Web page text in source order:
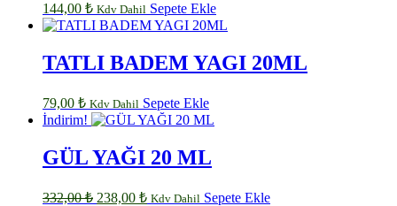
144,00 ₺ Kdv Dahil Sepete Ekle
TATLI BADEM YAGI 20ML
79,00 ₺ Kdv Dahil Sepete Ekle
İndirim!
GÜL YAĞI 20 ML
332,00₺ Orijinal
238,00 ₺Şu
Kdv Dahil Sepete Ekle